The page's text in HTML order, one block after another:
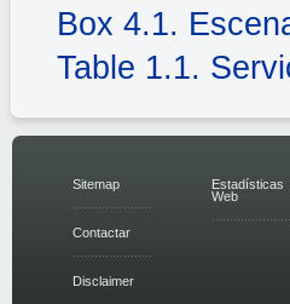
Box 4.1.
Table 1.1.
Sitemap
Contactar
Disclaimer
Estadísticas
Web